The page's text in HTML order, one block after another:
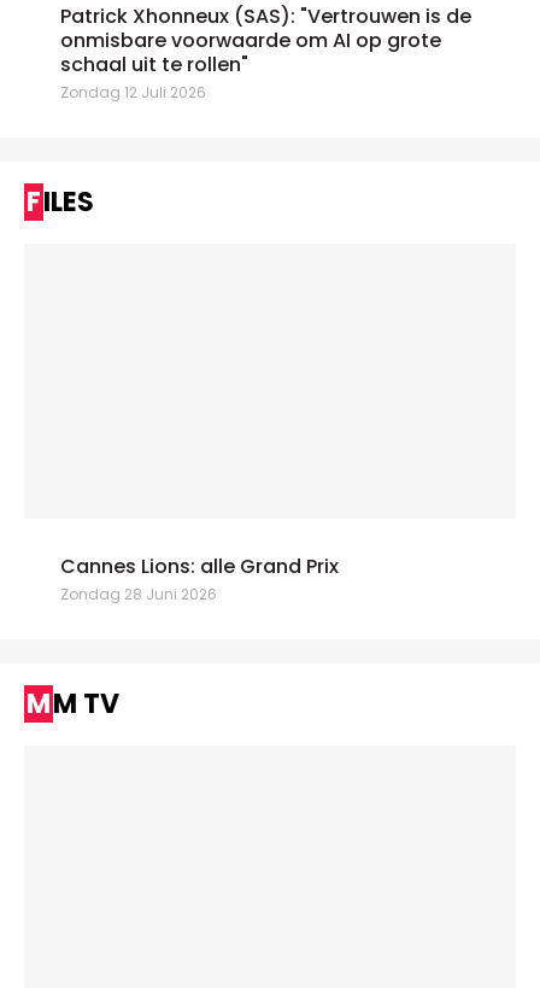
Patrick Xhonneux (SAS): "Vertrouwen is de
onmisbare voorwaarde om AI op grote
schaal uit te rollen"
Zondag 12 Juli 2026
FILES
Cannes Lions: alle Grand Prix
Zondag 28 Juni 2026
MM TV